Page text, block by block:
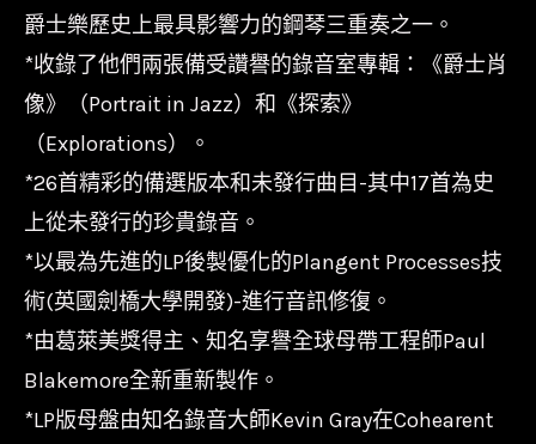
文
斯
三
重
奏
Bill
-
Haunted
Heart
數
爵士樂歷史上最具影響力的鋼琴三重奏之一。
*收錄了他們兩張備受讚譽的錄音室專輯：《爵士肖
像》（Portrait in Jazz）和《探索》
（Explorations）。
*26首精彩的備選版本和未發行曲目-其中17首為史
上從未發行的珍貴錄音。
*以最為先進的LP後製優化的Plangent Processes技
術(英國劍橋大學開發)-進行音訊修復。
*由葛萊美獎得主、知名享譽全球母帶工程師Paul
Blakemore全新重新製作。
*LP版母盤由知名錄音大師Kevin Gray在Cohearent